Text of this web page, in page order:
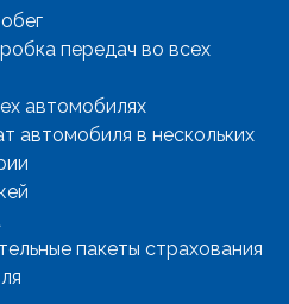
передач во всех
автомобилях
автомобиля в нескольких
пакеты страхования